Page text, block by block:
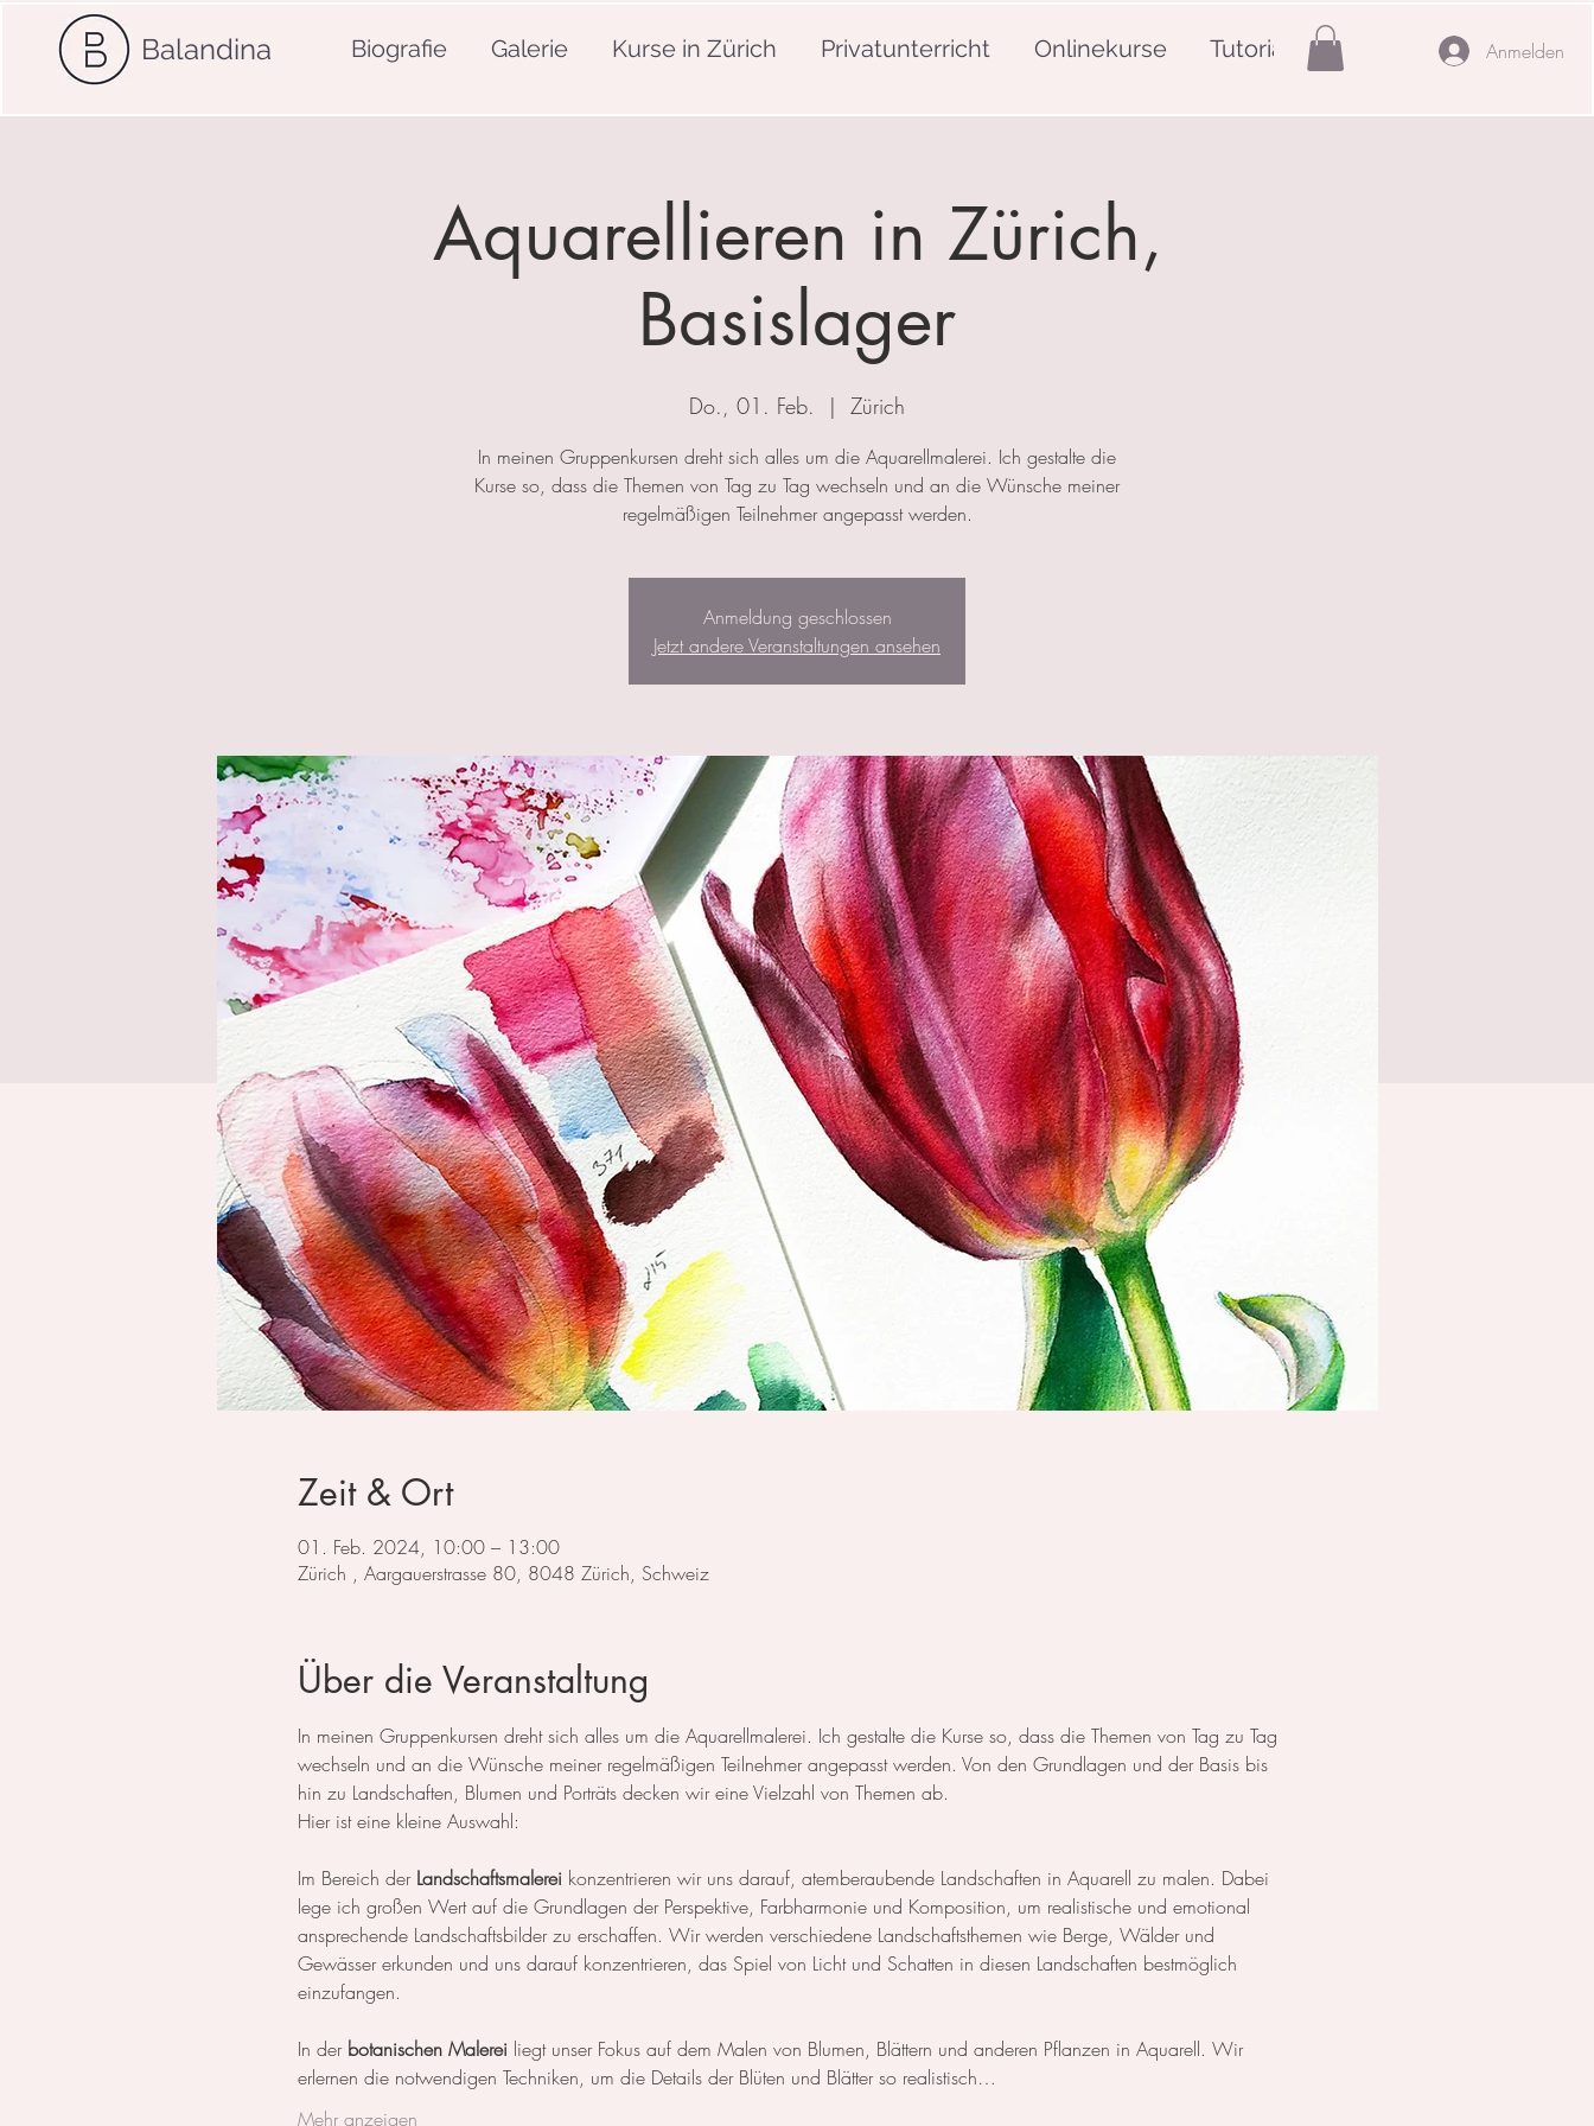
Balandina Biografie Galerie Kurse in Zürich Privatunterricht Onlinekurse Tutorials Anmelden
Aquarellieren in Zürich,
Basislager
Do., 01. Feb.
  |
Zürich
In meinen Gruppenkursen dreht sich alles um die Aquarellmalerei. Ich gestalte die
Kurse so, dass die Themen von Tag zu Tag wechseln und an die Wünsche meiner
regelmäßigen Teilnehmer angepasst werden.
Anmeldung geschlossen
Jetzt andere Veranstaltungen ansehen
Zeit & Ort
01. Feb. 2024, 10:00 – 13:00
Zürich , Aargauerstrasse 80, 8048 Zürich, Schweiz
Über die Veranstaltung
In meinen Gruppenkursen dreht sich alles um die Aquarellmalerei. Ich gestalte die Kurse so, dass die Themen von Tag zu Tag
wechseln und an die Wünsche meiner regelmäßigen Teilnehmer angepasst werden. Von den Grundlagen und der Basis bis
hin zu Landschaften, Blumen und Porträts decken wir eine Vielzahl von Themen ab.
Hier ist eine kleine Auswahl:
Im Bereich der Landschaftsmalerei konzentrieren wir uns darauf, atemberaubende Landschaften in Aquarell zu malen. Dabei
lege ich großen Wert auf die Grundlagen der Perspektive, Farbharmonie und Komposition, um realistische und emotional
ansprechende Landschaftsbilder zu erschaffen. Wir werden verschiedene Landschaftsthemen wie Berge, Wälder und
Gewässer erkunden und uns darauf konzentrieren, das Spiel von Licht und Schatten in diesen Landschaften bestmöglich
einzufangen.
In der botanischen Malerei liegt unser Fokus auf dem Malen von Blumen, Blättern und anderen Pflanzen in Aquarell. Wir
erlernen die notwendigen Techniken, um die Details der Blüten und Blätter so realistisch…
Mehr anzeigen